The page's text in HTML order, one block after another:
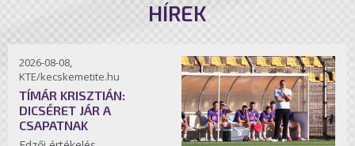
HÍREK
2026-08-08,
KTE/kecskemetite.hu
TÍMÁR KRISZTIÁN:
DICSÉRET JÁR A
CSAPATNAK